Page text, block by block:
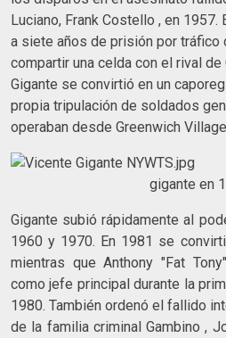
Luciano, Frank Costello , en 1957.
a siete años de prisión por tráfico
compartir una celda con el rival
Gigante se convirtió en un
propia tripulación de soldados
operaban desde Greenwich
gigante en
Gigante subió rápidamente al
1960 y 1970. En 1981 se
mientras que Anthony "Fat
como jefe principal durante la
1980. También ordenó el fallido
de la familia criminal Gambino ,